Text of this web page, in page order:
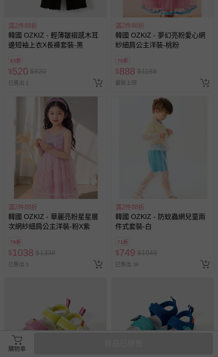
滿2件88折
韓國 OZKIZ - 輕薄皺褶感木耳
邊短袖上衣X長褲套裝-黑
63折
$520 $820
已售出 1
滿2件88折
韓國 OZKIZ - 夢幻亮粉愛心網
紗細肩公主洋裝-桃粉
75折
$888 $1188
最新上架
滿2件88折
韓國 OZKIZ - 華麗亮粉星星層
次網紗細肩公主洋裝-粉X紫
78折
$1038 $1338
已售出 1
滿2件88折
韓國 OZKIZ - 防蚊蟲網兒童兩
件式套裝-白
71折
$749 $1049
已售出 36
購物車